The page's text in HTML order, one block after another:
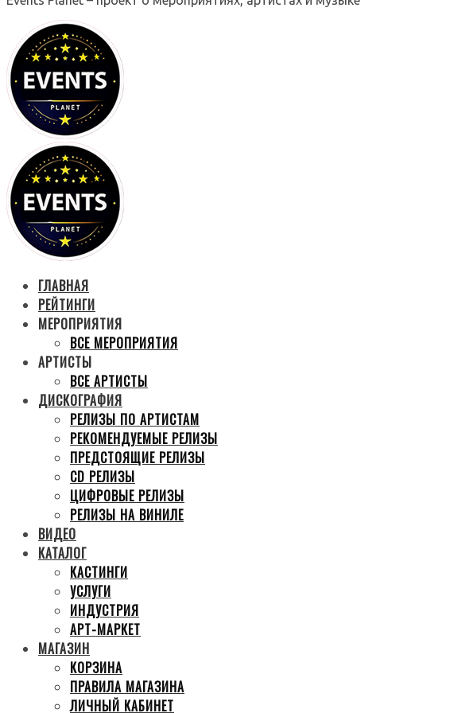
ГЛАВНАЯ
РЕЙТИНГИ
МЕРОПРИЯТИЯ
ВСЕ МЕРОПРИЯТИЯ
АРТИСТЫ
ВСЕ АРТИСТЫ
ДИСКОГРАФИЯ
РЕЛИЗЫ ПО АРТИСТАМ
РЕКОМЕНДУЕМЫЕ РЕЛИЗЫ
ПРЕДСТОЯЩИЕ РЕЛИЗЫ
CD РЕЛИЗЫ
ЦИФРОВЫЕ РЕЛИЗЫ
РЕЛИЗЫ НА ВИНИЛЕ
ВИДЕО
КАТАЛОГ
КАСТИНГИ
УСЛУГИ
ИНДУСТРИЯ
АРТ-МАРКЕТ
МАГАЗИН
КОРЗИНА
ПРАВИЛА МАГАЗИНА
ЛИЧНЫЙ КАБИНЕТ